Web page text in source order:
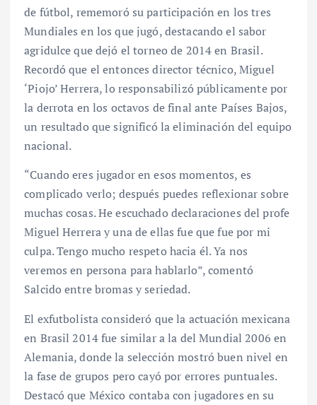
de fútbol, rememoró su participación en los tres
Mundiales en los que jugó, destacando el sabor
agridulce que dejó el torneo de 2014 en Brasil.
Recordó que el entonces director técnico, Miguel
‘Piojo’ Herrera, lo responsabilizó públicamente por
la derrota en los octavos de final ante Países Bajos,
un resultado que significó la eliminación del equipo
nacional.
“Cuando eres jugador en esos momentos, es
complicado verlo; después puedes reflexionar sobre
muchas cosas. He escuchado declaraciones del profe
Miguel Herrera y una de ellas fue que fue por mi
culpa. Tengo mucho respeto hacia él. Ya nos
veremos en persona para hablarlo”, comentó
Salcido entre bromas y seriedad.
El exfutbolista consideró que la actuación mexicana
en Brasil 2014 fue similar a la del Mundial 2006 en
Alemania, donde la selección mostró buen nivel en
la fase de grupos pero cayó por errores puntuales.
Destacó que México contaba con jugadores en su